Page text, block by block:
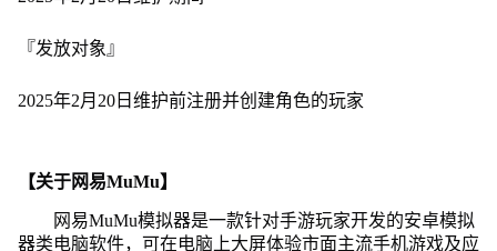
『发放对象』
2025年2月20日维护前注册并创建角色的玩家
【关于网易MuMu】
网易MuMu模拟器是一款针对手游玩家开发的安卓模拟
器类电脑软件，可在电脑上大屏体验市面主流手机游戏及应